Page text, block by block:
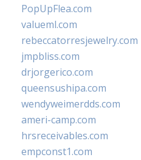
PopUpFlea.com
valueml.com
rebeccatorresjewelry.com
jmpbliss.com
drjorgerico.com
queensushipa.com
wendyweimerdds.com
ameri-camp.com
hrsreceivables.com
empconst1.com